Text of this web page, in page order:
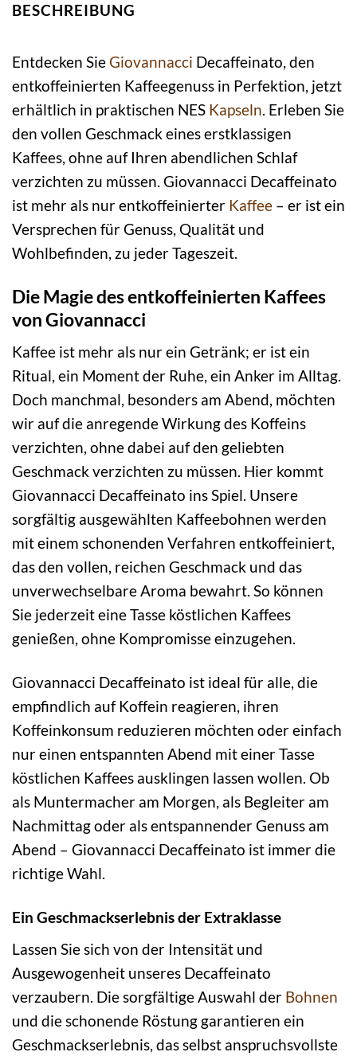
BESCHREIBUNG
Entdecken SieGiovannacci Decaffeinato, den
entkoffeinierten Kaffeegenuss in Perfektion, jetzt
erhältlich in praktischen NES Kapseln . Erleben Sie
den vollen Geschmack eines erstklassigen
Kaffees, ohne auf Ihren abendlichen Schlaf
verzichten zu müssen. Giovannacci Decaffeinato
ist mehr als nur entkoffeinierter Kaffee – er ist ein
Versprechen für Genuss, Qualität und
Wohlbefinden, zu jeder Tageszeit.
Die Magie des entkoffeinierten Kaffees
von Giovannacci
Kaffee ist mehr als nur ein Getränk; er ist ein
Ritual, ein Moment der Ruhe, ein Anker im Alltag.
Doch manchmal, besonders am Abend, möchten
wir auf die anregende Wirkung des Koffeins
verzichten, ohne dabei auf den geliebten
Geschmack verzichten zu müssen. Hier kommt
Giovannacci Decaffeinato ins Spiel. Unsere
sorgfältig ausgewählten Kaffeebohnen werden
mit einem schonenden Verfahren entkoffeiniert,
das den vollen, reichen Geschmack und das
unverwechselbare Aroma bewahrt. So können
Sie jederzeit eine Tasse köstlichen Kaffees
genießen, ohne Kompromisse einzugehen.
Giovannacci Decaffeinato ist ideal für alle, die
empfindlich auf Koffein reagieren, ihren
Koffeinkonsum reduzieren möchten oder einfach
nur einen entspannten Abend mit einer Tasse
köstlichen Kaffees ausklingen lassen wollen. Ob
als Muntermacher am Morgen, als Begleiter am
Nachmittag oder als entspannender Genuss am
Abend – Giovannacci Decaffeinato ist immer die
richtige Wahl.
Ein Geschmackserlebnis der Extraklasse
Lassen Sie sich von der Intensität und
Ausgewogenheit unseres Decaffeinato
verzaubern. Die sorgfältige Auswahl der Bohnen
und die schonende Röstung garantieren ein
Geschmackserlebnis, das selbst anspruchsvollste